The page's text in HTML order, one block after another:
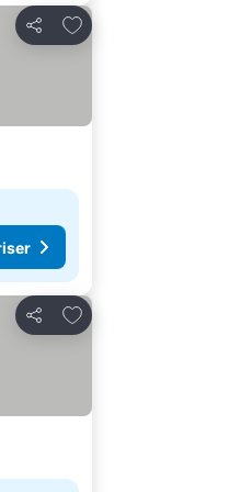
Dela
Lägg till i Mina Favoriter
Dela
Lägg till i Mina Favoriter